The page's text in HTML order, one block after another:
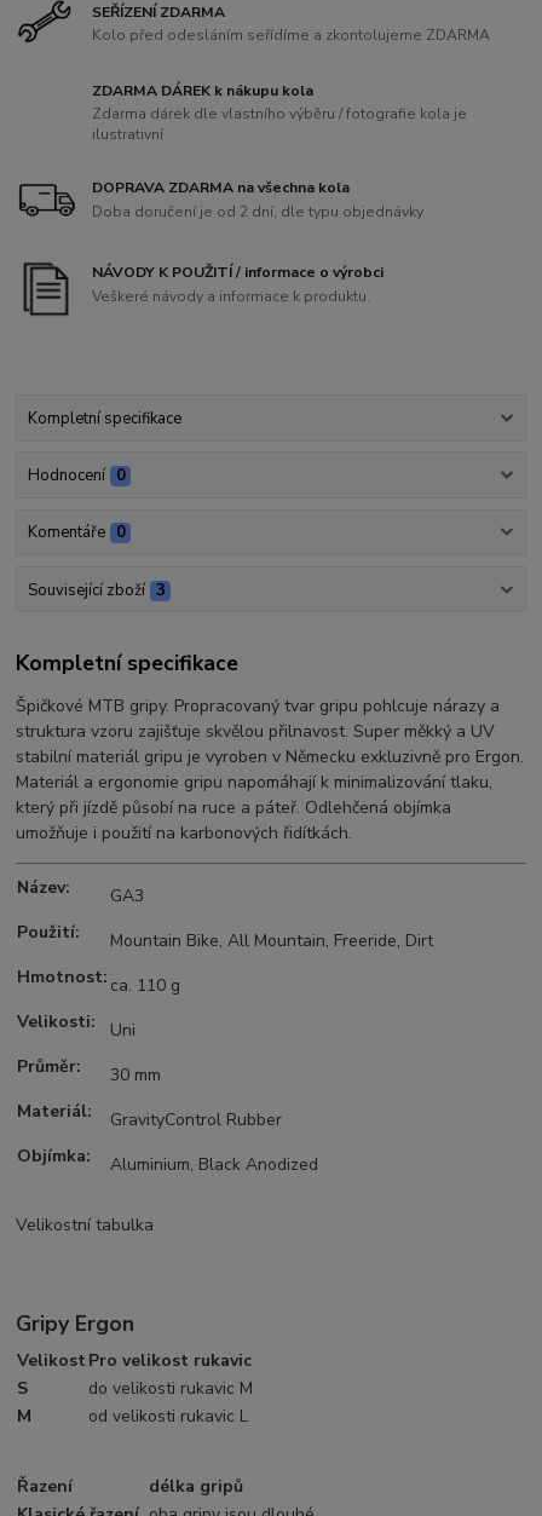
SEŘÍZENÍ ZDARMA
Kolo před odesláním seřídíme a zkontolujeme ZDARMA
ZDARMA DÁREK k nákupu kola
Zdarma dárek dle vlastního výběru / fotografie kola je
ilustrativní
DOPRAVA ZDARMA na všechna kola
Doba doručení je od 2 dní, dle typu objednávky
NÁVODY K POUŽITÍ / informace o výrobci
Veškeré návody a informace k produktu.
Kompletní specifikace
Hodnocení 0
Komentáře 0
Související zboží 3
Kompletní specifikace
Špičkové MTB gripy. Propracovaný tvar gripu pohlcuje nárazy a
struktura vzoru zajišťuje skvělou přilnavost. Super měkký a UV
stabilní materiál gripu je vyroben v Německu exkluzivně pro Ergon.
Materiál a ergonomie gripu napomáhají k minimalizování tlaku,
který při jízdě působí na ruce a páteř. Odlehčená objímka
umožňuje i použití na karbonových řidítkách.
Název:
GA3
Použití:
Mountain Bike, All Mountain, Freeride, Dirt
Hmotnost: ca. 110 g
Velikosti:
Uni
Průměr:
30 mm
Materiál:
GravityControl Rubber
Objímka:
Aluminium, Black Anodized
Velikostní tabulka
Gripy Ergon
Velikost Pro velikost rukavic
S
do velikosti rukavic M
M
od velikosti rukavic L
Řazení
délka gripů